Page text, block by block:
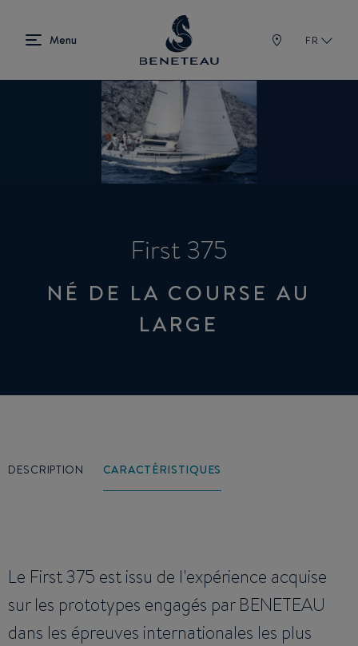
FR
First 375
NÉ DE LA COURSE AU
LARGE
DESCRIPTION CARACTÉRISTIQUES
Le First 375 est issu de l'expérience acquise
sur les prototypes engagés par BENETEAU
dans les épreuves internationales les plus